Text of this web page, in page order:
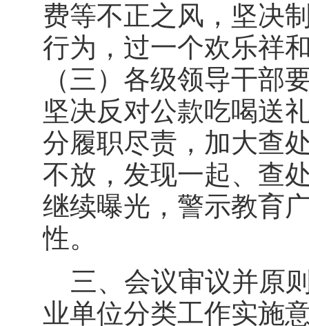
费等不正之风，坚决
行为，过一个欢乐祥
（三）各级领导干部
坚决反对公款吃喝送
分履职尽责，加大查
不放，发现一起、查
继续曝光，警示教育
性。
三、会议审议并原
业单位分类工作实施